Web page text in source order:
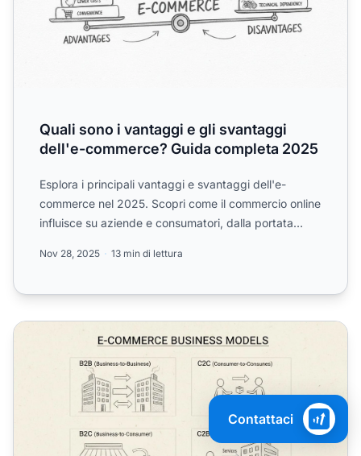
Quali sono i vantaggi e gli svantaggi
dell'e-commerce? Guida completa 2025
Esplora i principali vantaggi e svantaggi dell'e-
commerce nel 2025. Scopri come il commercio online
influisce su aziende e consumatori, dalla portata
Nov 28, 2025 13 min di lettura
Quali sono i quattro tipi di e-commerce?
Contattaci